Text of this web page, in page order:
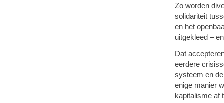
Zo worden
solidariteit
en het
uitgekleed –
Dat
eerdere
systeem en
enige manier
kapitalisme af